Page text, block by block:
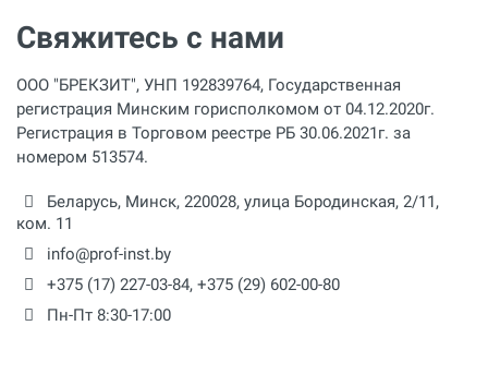
Свяжитесь с нами
ООО "БРЕКЗИТ", УНП 192839764, Государственная
регистрация Минским горисполкомом от 04.12.2020г.
Регистрация в Торговом реестре РБ 30.06.2021г. за
номером 513574.
Беларусь, Минск, 220028, улица Бородинская, 2/11,
ком. 11
info@prof-inst.by
+375 (17) 227-03-84, +375 (29) 602-00-80
Пн-Пт 8:30-17:00